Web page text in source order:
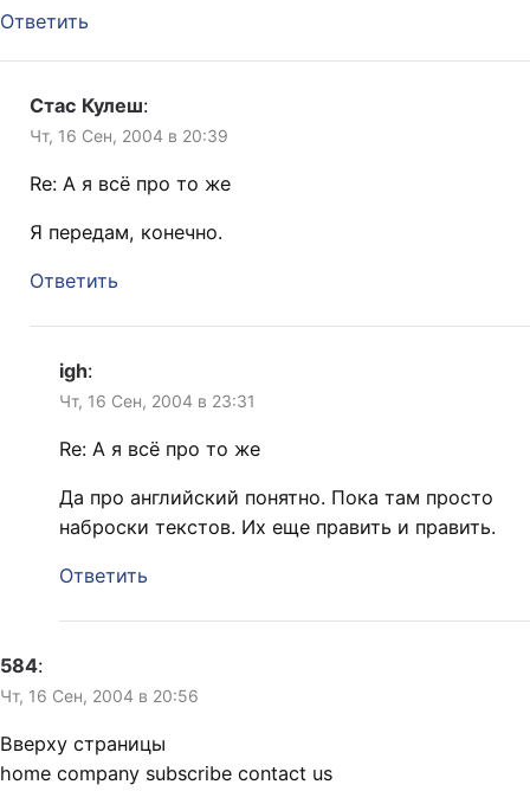
Ответить
Стас Кулеш:
Чт, 16 Сен, 2004 в 20:39
Re: А я всё про то же
Я передам, конечно.
Ответить
igh:
Чт, 16 Сен, 2004 в 23:31
Re: А я всё про то же
Да про английский понятно. Пока там просто
наброски текстов. Их еще править и править.
Ответить
584:
Чт, 16 Сен, 2004 в 20:56
Вверху страницы
home company subscribe contact us